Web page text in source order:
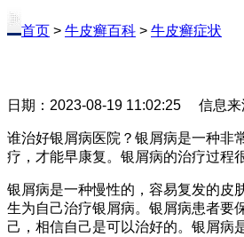
首页 > 牛皮癣百科 > 牛皮癣症状
日期：2023-08-19 11:02:25 信息来
谁治好银屑病医院？银屑病是一种非
疗，才能早康复。银屑病的治疗过程
银屑病是一种慢性的，容易复发的皮
生为自己治疗银屑病。银屑病患者要
己，相信自己是可以治好的。银屑病